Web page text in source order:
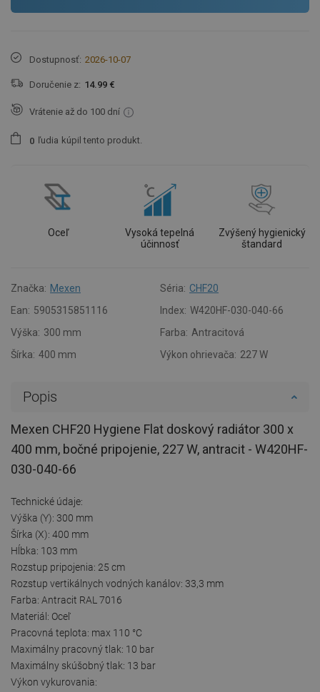
Dostupnosť: 2026-10-07
Doručenie z: 14.99 €
Vrátenie až do 100 dní
0 ľudia kúpil tento produkt.
Oceľ
Vysoká tepelná
účinnosť
Zvýšený hygienický
štandard
Značka: Mexen Séria: CHF20
Ean: 5905315851116 Index: W420HF-030-040-66
Výška: 300 mm Farba: Antracitová
Šírka: 400 mm Výkon ohrievača: 227 W
Popis
Mexen CHF20 Hygiene Flat doskový radiátor 300 x
400 mm, bočné pripojenie, 227 W, antracit - W420HF-
030-040-66
Technické údaje:
Výška (Y): 300 mm
Šírka (X): 400 mm
Hĺbka: 103 mm
Rozstup pripojenia: 25 cm
Rozstup vertikálnych vodných kanálov: 33,3 mm
Farba: Antracit RAL 7016
Materiál: Oceľ
Pracovná teplota: max 110 °C
Maximálny pracovný tlak: 10 bar
Maximálny skúšobný tlak: 13 bar
Výkon vykurovania: